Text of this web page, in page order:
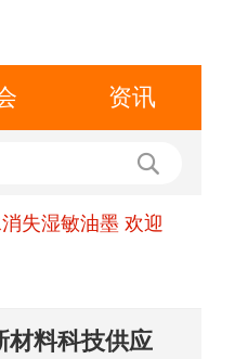
资讯
失湿敏油墨 欢迎
材料科技供应